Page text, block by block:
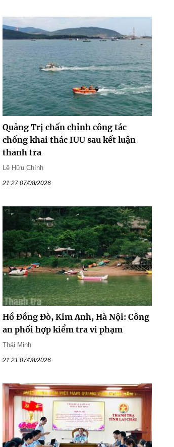
Quảng Trị chấn chỉnh công tác
chống khai thác IUU sau kết luận
thanh tra
Lê Hữu Chính
21:27 07/08/2026
Hồ Đồng Đò, Kim Anh, Hà Nội: Công
an phối hợp kiểm tra vi phạm
Thái Minh
21:21 07/08/2026